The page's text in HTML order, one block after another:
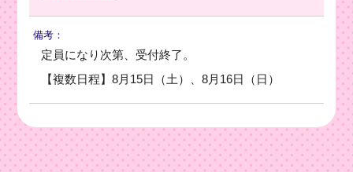
備考：
定員になり次第、受付終了。
【複数日程】8月15日（土）、8月16日（日）